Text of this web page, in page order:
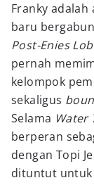
Franky adalah
baru
Post-Enies
pernah
kelompok
sekaligus
Selama Water
berperan
dengan Topi
dituntut untuk